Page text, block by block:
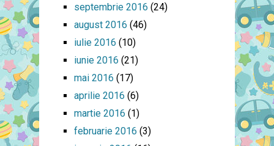
septembrie 2016 (24)
august 2016 (46)
iulie 2016 (10)
iunie 2016 (21)
mai 2016 (17)
aprilie 2016 (6)
martie 2016 (1)
februarie 2016 (3)